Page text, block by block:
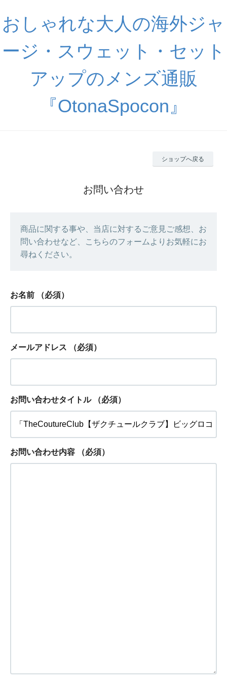
おしゃれな大人の海外ジャ
ージ・スウェット・セット
アップのメンズ通販
『OtonaSpocon』
ショップへ戻る
お問い合わせ
商品に関する事や、当店に対するご意見ご感想、お
問い合わせなど、こちらのフォームよりお気軽にお
尋ねください。
お名前 （必須）
メールアドレス （必須）
お問い合わせタイトル （必須）
お問い合わせ内容 （必須）